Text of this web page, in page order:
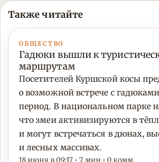
Также читайте
ОБЩЕСТВО
Гадюки вышли к
маршрутам
Посетителей Куршской косы
о возможной встрече с
период. В национальном парке
что змеи активизируются в
и могут встречаться в дюнах,
и лесных массивах.
18 июня в 09:17 • 7 мин • 0 комм.